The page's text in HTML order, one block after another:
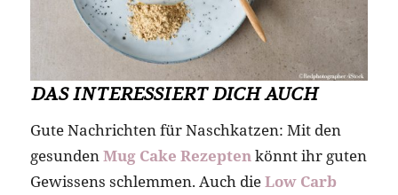
DAS INTERESSIERT DICH AUCH
Gute Nachrichten für Naschkatzen: Mit den
gesundenMug Cake Rezeptenkönnt ihr guten
Gewissens schlemmen. Auch dieLow Carb